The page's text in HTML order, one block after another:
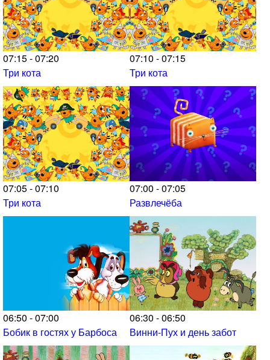
07:15 - 07:20
Три кота
07:10 - 07:15
Три кота
07:05 - 07:10
Три кота
07:00 - 07:05
Развлечёба
06:50 - 07:00
Бобик в гостях у Барбоса
06:30 - 06:50
Винни-Пух и день забот